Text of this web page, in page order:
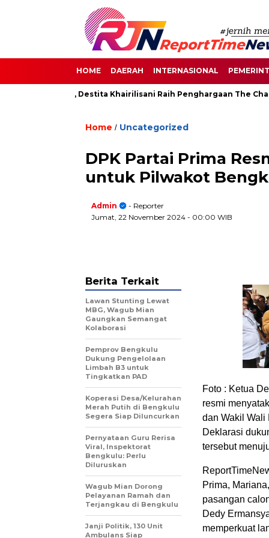
HOME DAERAH INTERNASIONAL
di Senayan, Destita Khairilisani Raih Penghargaan The Change
Home / Uncategorized
DPK Partai Prima
untuk Pilwakot
Admin
- Reporter
Jumat, 22 November 2024 - 00:00 WIB
Foto : Ketua
resmi
dan Wakil Wali
Deklarasi
tersebut
Prima,
pasangan
Dedy
memperkuat
Berita Terkait
Lawan Stunting Lewat
MBG, Wagub Mian
Gaungkan Semangat
Kolaborasi
Pemprov Bengkulu
Dukung Pengelolaan
Limbah B3 untuk
Tingkatkan PAD
Koperasi Desa/Kelurahan
Merah Putih di Bengkulu
Segera Siap Diluncurkan
Pernyataan Guru Rerisa
Viral, Inspektorat
Bengkulu: Perlu
Diluruskan
Wagub Mian Dorong
Pelayanan Ramah dan
Terjangkau di Bengkulu
Janji Politik, 130 Unit
Ambulans Siap